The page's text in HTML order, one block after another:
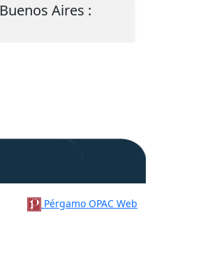
Buenos Aires :
Pérgamo OPAC Web